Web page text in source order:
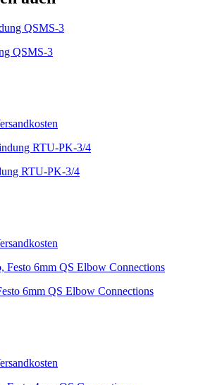
QSMS-3
RTU-PK-3/4
6mm QS Elbow Connections